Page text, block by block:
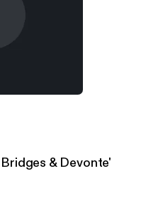
Hornets Podcast
& Devonte'